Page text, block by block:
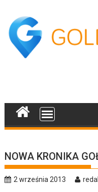
content
NOWA KRONIKA
2 września 2013